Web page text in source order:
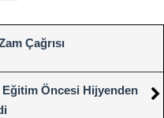
Çağrısı
Öncesi Hijyenden